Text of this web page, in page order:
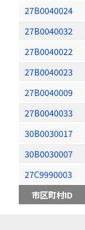
27B0040024
27B0040032
27B0040022
27B0040023
27B0040009
27B0040033
30B0030017
30B0030007
27C9990003
市区町村ID